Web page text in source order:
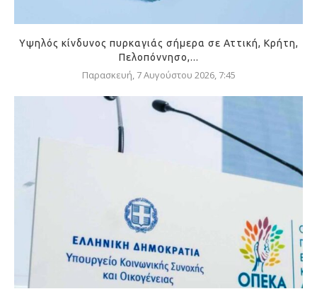
Υψηλός κίνδυνος πυρκαγιάς σήμερα σε Αττική, Κρήτη,
Πελοπόννησο,...
Παρασκευή, 7 Αυγούστου 2026, 7:45